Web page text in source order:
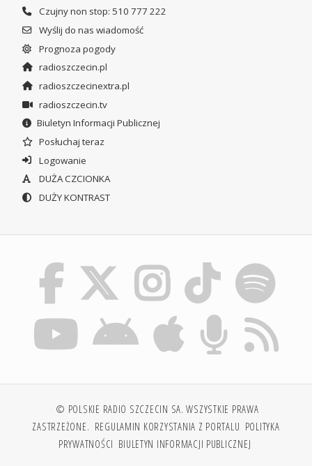
Czujny non stop: 510 777 222
Wyślij do nas wiadomość
Prognoza pogody
radioszczecin.pl
radioszczecinextra.pl
radioszczecin.tv
Biuletyn Informacji Publicznej
Posłuchaj teraz
Logowanie
DUŻA CZCIONKA
DUŻY KONTRAST
© POLSKIE RADIO SZCZECIN SA. WSZYSTKIE PRAWA
ZASTRZEŻONE. REGULAMIN KORZYSTANIA Z PORTALU POLITYKA
PRYWATNOŚCI BIULETYN INFORMACJI PUBLICZNEJ